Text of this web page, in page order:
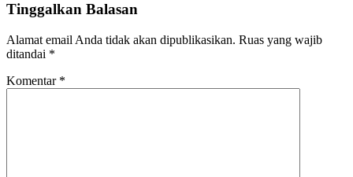
Tinggalkan Balasan
Alamat email Anda tidak akan dipublikasikan. Ruas yang wajib
ditandai *
Komentar *